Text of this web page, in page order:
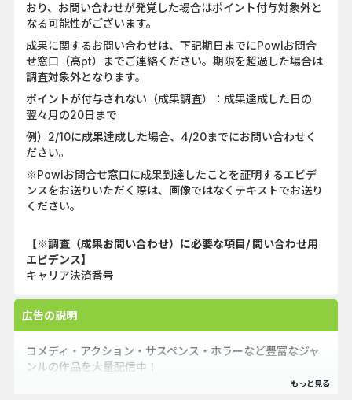
おり、お問い合わせが発覚した場合はポイント付与対象外と
なる可能性がございます。
成果に関するお問い合わせは、下記期日までにPowlお問合
せ窓口（高pt）までご連絡ください。期限を超過した場合は
調査対象外となります。
ポイントが付与されない（成果調査）：成果達成した日の
翌々月の20日まで
例）2/10に成果達成した場合、4/20までにお問い合わせく
ださい。
※Powlお問合せ窓口に成果到達したことを証明するエビデ
ンスをお送りいただく際は、画像ではなくテキストでお送り
ください。
【※調査（成果お問い合わせ）に必要な項目/ 問い合わせ用
エビデンス】
キャリア決済番号
広告の説明
コメディ・アクション・サスペンス・ホラーなど豊富なジャ
ンルの作品を大量配信中！